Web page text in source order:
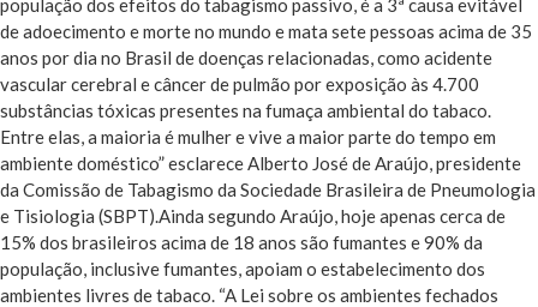
população dos efeitos do tabagismo passivo, é a 3ª causa evitável
de adoecimento e morte no mundo e mata sete pessoas acima de 35
anos por dia no Brasil de doenças relacionadas, como acidente
vascular cerebral e câncer de pulmão por exposição às 4.700
substâncias tóxicas presentes na fumaça ambiental do tabaco.
Entre elas, a maioria é mulher e vive a maior parte do tempo em
ambiente doméstico” esclarece Alberto José de Araújo, presidente
da Comissão de Tabagismo da Sociedade Brasileira de Pneumologia
e Tisiologia (SBPT).Ainda segundo Araújo, hoje apenas cerca de
15% dos brasileiros acima de 18 anos são fumantes e 90% da
população, inclusive fumantes, apoiam o estabelecimento dos
ambientes livres de tabaco. “A Lei sobre os ambientes fechados